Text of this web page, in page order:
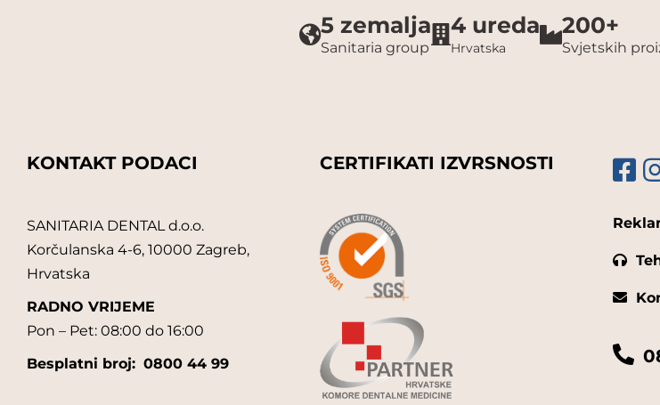
5 zemalja
Sanitaria group
4 ureda
Hrvatska
200+
Svjetskih
KONTAKT PODACI
SANITARIA DENTAL d.o.o.
Korčulanska 4-6, 10000 Zagreb,
Hrvatska
RADNO VRIJEME
Pon – Pet: 08:00 do 16:00
Besplatni broj: 0800 44 99
CERTIFIKATI IZVRSNOSTI